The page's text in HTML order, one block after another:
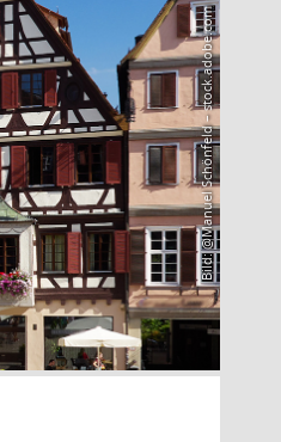
Bild: @Manuel Schönfeld – stock.adobe.com